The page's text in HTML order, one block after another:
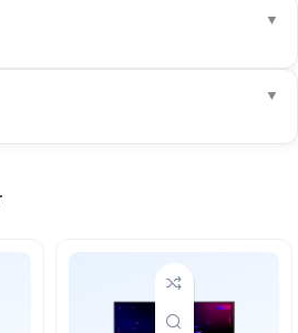
FPS
ayarlarda orta hesabla ~96 FPS verir.
200+ FPS ilə rəqabətli oyun
▼
▼